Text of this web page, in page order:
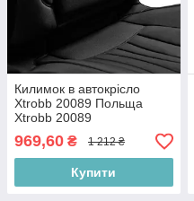
Килимок в автокрісло
Xtrobb 20089 Польща
Xtrobb 20089
969,60 ₴ 1 212 ₴
Купити